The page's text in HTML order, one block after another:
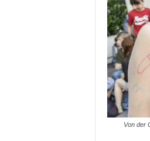
Von der